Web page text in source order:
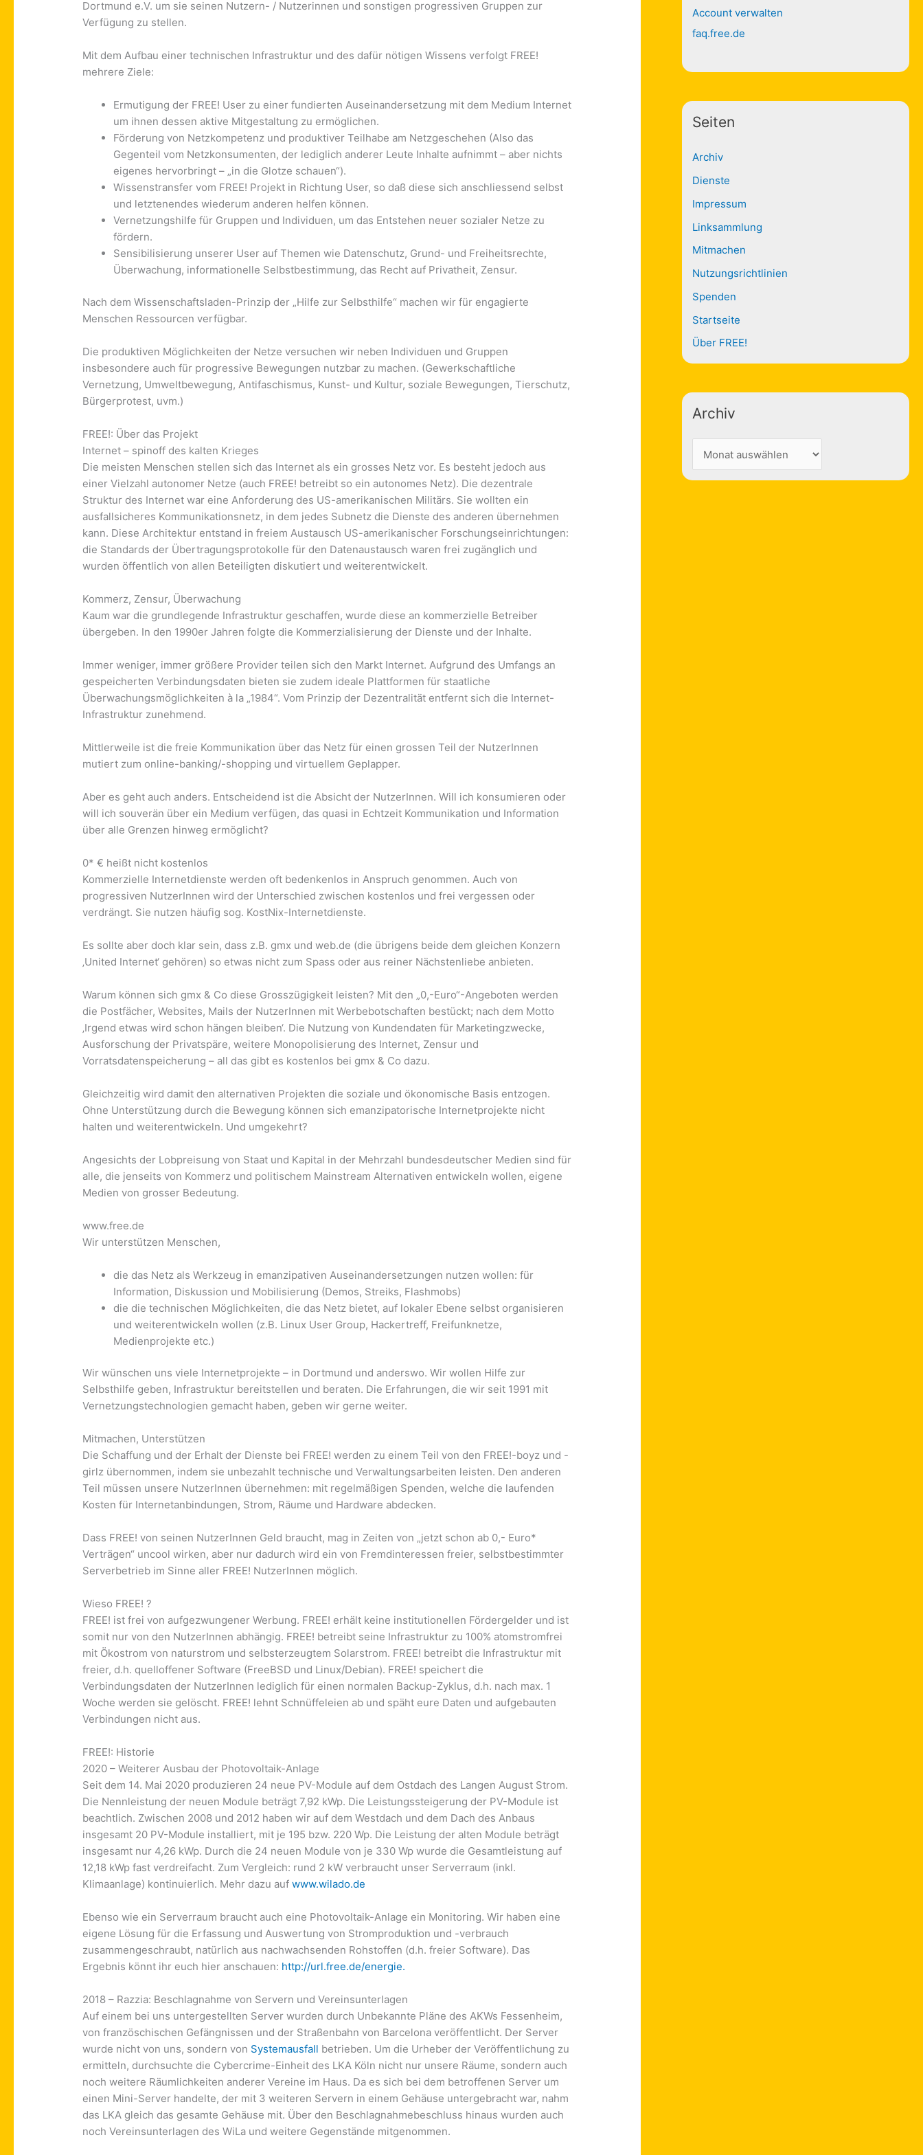
Dortmund e.V. um sie seinen Nutzern- / Nutzerinnen und sonstigen progressiven Gruppen zur
Verfügung zu stellen.
Mit dem Aufbau einer technischen Infrastruktur und des dafür nötigen Wissens verfolgt FREE!
mehrere Ziele:
Ermutigung der FREE! User zu einer fundierten Auseinandersetzung mit dem Medium Internet
um ihnen dessen aktive Mitgestaltung zu ermöglichen.
Förderung von Netzkompetenz und produktiver Teilhabe am Netzgeschehen (Also das
Gegenteil vom Netzkonsumenten, der lediglich anderer Leute Inhalte aufnimmt – aber nichts
eigenes hervorbringt – „in die Glotze schauen“).
Wissenstransfer vom FREE! Projekt in Richtung User, so daß diese sich anschliessend selbst
und letztenendes wiederum anderen helfen können.
Vernetzungshilfe für Gruppen und Individuen, um das Entstehen neuer sozialer Netze zu
fördern.
Sensibilisierung unserer User auf Themen wie Datenschutz, Grund- und Freiheitsrechte,
Überwachung, informationelle Selbstbestimmung, das Recht auf Privatheit, Zensur.
Nach dem Wissenschaftsladen-Prinzip der „Hilfe zur Selbsthilfe“ machen wir für engagierte
Menschen Ressourcen verfügbar.
Die produktiven Möglichkeiten der Netze versuchen wir neben Individuen und Gruppen
insbesondere auch für progressive Bewegungen nutzbar zu machen. (Gewerkschaftliche
Vernetzung, Umweltbewegung, Antifaschismus, Kunst- und Kultur, soziale Bewegungen, Tierschutz,
Bürgerprotest, uvm.)
FREE!: Über das Projekt
Internet – spinoff des kalten Krieges
Die meisten Menschen stellen sich das Internet als ein grosses Netz vor. Es besteht jedoch aus
einer Vielzahl autonomer Netze (auch FREE! betreibt so ein autonomes Netz). Die dezentrale
Struktur des Internet war eine Anforderung des US-amerikanischen Militärs. Sie wollten ein
ausfallsicheres Kommunikationsnetz, in dem jedes Subnetz die Dienste des anderen übernehmen
kann. Diese Architektur entstand in freiem Austausch US-amerikanischer Forschungseinrichtungen:
die Standards der Übertragungsprotokolle für den Datenaustausch waren frei zugänglich und
wurden öffentlich von allen Beteiligten diskutiert und weiterentwickelt.
Kommerz, Zensur, Überwachung
Kaum war die grundlegende Infrastruktur geschaffen, wurde diese an kommerzielle Betreiber
übergeben. In den 1990er Jahren folgte die Kommerzialisierung der Dienste und der Inhalte.
Immer weniger, immer größere Provider teilen sich den Markt Internet. Aufgrund des Umfangs an
gespeicherten Verbindungsdaten bieten sie zudem ideale Plattformen für staatliche
Überwachungsmöglichkeiten à la „1984“. Vom Prinzip der Dezentralität entfernt sich die Internet-
Infrastruktur zunehmend.
Mittlerweile ist die freie Kommunikation über das Netz für einen grossen Teil der NutzerInnen
mutiert zum online-banking/-shopping und virtuellem Geplapper.
Aber es geht auch anders. Entscheidend ist die Absicht der NutzerInnen. Will ich konsumieren oder
will ich souverän über ein Medium verfügen, das quasi in Echtzeit Kommunikation und Information
über alle Grenzen hinweg ermöglicht?
0* € heißt nicht kostenlos
Kommerzielle Internetdienste werden oft bedenkenlos in Anspruch genommen. Auch von
progressiven NutzerInnen wird der Unterschied zwischen kostenlos und frei vergessen oder
verdrängt. Sie nutzen häufig sog. KostNix-Internetdienste.
Es sollte aber doch klar sein, dass z.B. gmx und web.de (die übrigens beide dem gleichen Konzern
‚United Internet‘ gehören) so etwas nicht zum Spass oder aus reiner Nächstenliebe anbieten.
Warum können sich gmx & Co diese Grosszügigkeit leisten? Mit den „0,-Euro“-Angeboten werden
die Postfächer, Websites, Mails der NutzerInnen mit Werbebotschaften bestückt; nach dem Motto
‚Irgend etwas wird schon hängen bleiben‘. Die Nutzung von Kundendaten für Marketingzwecke,
Ausforschung der Privatspäre, weitere Monopolisierung des Internet, Zensur und
Vorratsdatenspeicherung – all das gibt es kostenlos bei gmx & Co dazu.
Gleichzeitig wird damit den alternativen Projekten die soziale und ökonomische Basis entzogen.
Ohne Unterstützung durch die Bewegung können sich emanzipatorische Internetprojekte nicht
halten und weiterentwickeln. Und umgekehrt?
Angesichts der Lobpreisung von Staat und Kapital in der Mehrzahl bundesdeutscher Medien sind für
alle, die jenseits von Kommerz und politischem Mainstream Alternativen entwickeln wollen, eigene
Medien von grosser Bedeutung.
www.free.de
Wir unterstützen Menschen,
die das Netz als Werkzeug in emanzipativen Auseinanderset­zungen nutzen wollen: für
Information, Diskussion und Mobilisierung (De­mos, Streiks, Flashmobs)
die die technischen Möglichkeiten, die das Netz bietet, auf lokaler Ebe­ne selbst organisieren
und weiterent­wickeln wollen (z.B. Linux User Group, Hackertreff, Freifunknetze,
Medienprojekte etc.)
Wir wünschen uns viele Internetprojekte – in Dortmund und anderswo. Wir wollen Hilfe zur
Selbsthilfe geben, Infrastruktur bereitstellen und beraten. Die Erfahrungen, die wir seit 1991 mit
Vernetzungstechnologien gemacht haben, geben wir gerne weiter.
Mitmachen, Unterstützen
Die Schaffung und der Erhalt der Dienste bei FREE! werden zu einem Teil von den FREE!-boyz und -
girlz übernommen, indem sie unbezahlt technische und Verwaltungsarbeiten leisten. Den anderen
Teil müssen unsere NutzerInnen übernehmen: mit regelmäßigen Spenden, welche die laufenden
Kosten für Internetanbindungen, Strom, Räume und Hardware abdecken.
Dass FREE! von seinen NutzerInnen Geld braucht, mag in Zeiten von „jetzt schon ab 0,- Euro*
Verträgen“ uncool wirken, aber nur dadurch wird ein von Fremdinteressen freier, selbstbestimmter
Serverbetrieb im Sinne aller FREE! NutzerInnen möglich.
Wieso FREE! ?
FREE! ist frei von aufgezwungener Werbung. FREE! erhält keine institutionellen Fördergelder und ist
somit nur von den NutzerInnen abhängig. FREE! betreibt seine Infrastruktur zu 100% atomstromfrei
mit Ökostrom von naturstrom und selbsterzeugtem Solarstrom. FREE! betreibt die Infrastruktur mit
freier, d.h. quelloffener Software (FreeBSD und Li­nux/Debian). FREE! speichert die
Verbindungsdaten der Nut­zerInnen lediglich für einen norma­len Backup-Zyklus, d.h. nach max. 1
Woche werden sie ge­löscht. FREE! lehnt Schnüffeleien ab und späht eure Daten und aufgebauten
Verbindungen nicht aus.
FREE!: Historie
2020 – Weiterer Ausbau der Photovoltaik-Anlage
Seit dem 14. Mai 2020 produzieren 24 neue PV-Module auf dem Ostdach des Langen August Strom.
Die Nennleistung der neuen Module beträgt 7,92 kWp. Die Leistungssteigerung der PV-Module ist
beachtlich. Zwischen 2008 und 2012 haben wir auf dem Westdach und dem Dach des Anbaus
insgesamt 20 PV-Module installiert, mit je 195 bzw. 220 Wp. Die Leistung der alten Module beträgt
insgesamt nur 4,26 kWp. Durch die 24 neuen Module von je 330 Wp wurde die Gesamtleistung auf
12,18 kWp fast verdreifacht. Zum Vergleich: rund 2 kW verbraucht unser Serverraum (inkl.
Klimaanlage) kontinuierlich. Mehr dazu aufwww.wilado.de
Ebenso wie ein Serverraum braucht auch eine Photovoltaik-Anlage ein Monitoring. Wir haben eine
eigene Lösung für die Erfassung und Auswertung von Stromproduktion und -verbrauch
zusammengeschraubt, natürlich aus nachwachsenden Rohstoffen (d.h. freier Software). Das
Ergebnis könnt ihr euch hier anschauen: http://url.free.de/energie.
2018 – Razzia: Beschlagnahme von Servern und Vereinsunterlagen
Auf einem bei uns untergestellten Server wurden durch Unbekannte Pläne des AKWs Fessenheim,
von französchischen Gefängnissen und der Straßenbahn von Barcelona veröffentlicht. Der Server
wurde nicht von uns, sondern von Systemausfall betrieben. Um die Urheber der Veröffentlichung zu
ermitteln, durchsuchte die Cybercrime-Einheit des LKA Köln nicht nur unsere Räume, sondern auch
noch weitere Räumlichkeiten anderer Vereine im Haus. Da es sich bei dem betroffenen Server um
einen Mini-Server handelte, der mit 3 weiteren Servern in einem Gehäuse untergebracht war, nahm
das LKA gleich das gesamte Gehäuse mit. Über den Beschlagnahmebeschluss hinaus wurden auch
noch Vereinsunterlagen des WiLa und weitere Gegenstände mitgenommen.
h
:
Account verwalten
faq.free.de
Seiten
Archiv
Dienste
Impressum
Linksammlung
Mitmachen
Nutzungsrichtlinien
Spenden
Startseite
Über FREE!
Archiv
r